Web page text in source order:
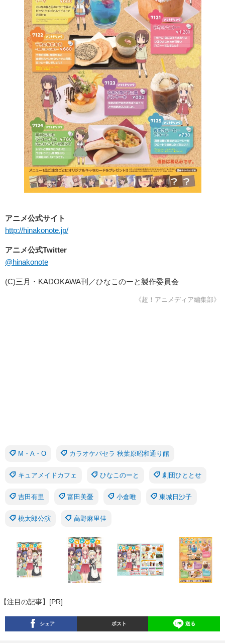
アニメ公式サイト
http://hinakonote.jp/
アニメ公式Twitter
@hinakonote
(C)三月・KADOKAWA刊／ひなこのーと製作委員会
《超！アニメディア編集部》
M・A・O カラオケパセラ 秋葉原昭和通り館
キュアメイドカフェ ひなこのーと 劇団ひととせ
吉田有里 富田美憂 小倉唯 東城日沙子
桃太郎公演 高野麻里佳
【注目の記事】[PR]
シェア ポスト 送る